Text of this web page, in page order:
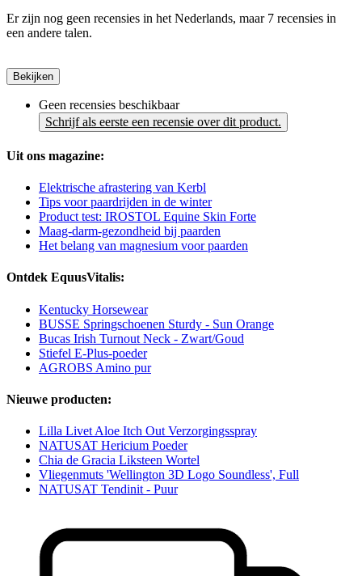
Er zijn nog geen recensies in het Nederlands, maar 7 recensies in
een andere talen.
Bekijken
Geen recensies beschikbaar
Schrijf als eerste een recensie over dit product.
Uit ons magazine:
Elektrische afrastering van Kerbl
Tips voor paardrijden in de winter
Product test: IROSTOL Equine Skin Forte
Maag-darm-gezondheid bij paarden
Het belang van magnesium voor paarden
Ontdek EquusVitalis:
Kentucky Horsewear
BUSSE Springschoenen Sturdy - Sun Orange
Bucas Irish Turnout Neck - Zwart/Goud
Stiefel E-Plus-poeder
AGROBS Amino pur
Nieuwe producten:
Lilla Livet Aloe Itch Out Verzorgingsspray
NATUSAT Hericium Poeder
Chia de Gracia Liksteen Wortel
Vliegenmuts 'Wellington 3D Logo Soundless', Full
NATUSAT Tendinit - Puur